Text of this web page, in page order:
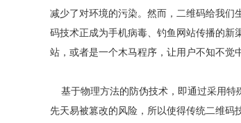
减少了对环境的污染。然而，二维码给我们
码技术正成为手机病毒、钓鱼网站传播的新
站，或者是一个木马程序，让用户不知不觉
基于物理方法的防伪技术，即通过采用特
先天易被篡改的风险，所以使得传统二维码